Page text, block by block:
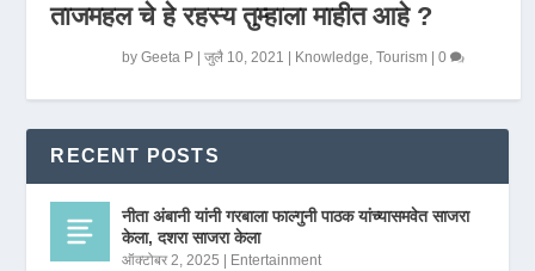
ताजमहल चे हे रहस्य तुम्हाला माहीत आहे ?
byGeeta P |जुलै 10, 2021 Knowledge,Tourism |0
RECENT POSTS
नीता अंबानी यांनी गरबाला फाल्गुनी पाठक यांच्यासमवेत साजरा
केला, दशरा साजरा केला
ऑक्टोबर 2, 2025 Entertainment